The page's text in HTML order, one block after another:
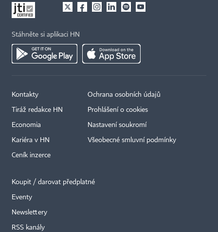
Stáhněte si aplikaci HN
Kontakty
Tiráž redakce HN
Economia
Kariéra v HN
Ceník inzerce
Ochrana osobních údajů
Prohlášení o cookies
Nastavení soukromí
Všeobecné smluvní podmínky
Koupit / darovat předplatné
Eventy
Newslettery
RSS kanály